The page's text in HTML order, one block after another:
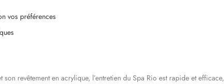
vos préférences
revêtement en acrylique, l’entretien du Spa Rio est rapide et efficace,